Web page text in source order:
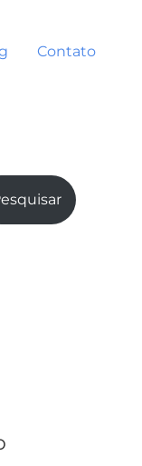
Contato